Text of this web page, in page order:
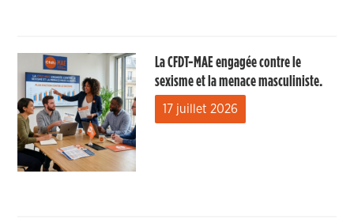
La CFDT-MAE engagée contre le
sexisme et la menace masculiniste.
17 juillet 2026